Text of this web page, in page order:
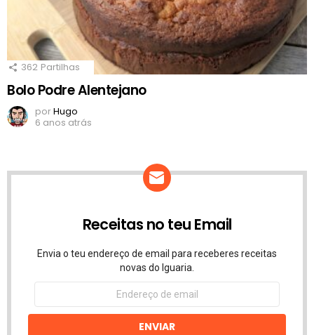
362 Partilhas
Bolo Podre Alentejano
porHugo
6 anos atrás
Receitas no teu Email
Envia o teu endereço de email para receberes receitas
novas do Iguaria.
Endereço
email
ENVIAR